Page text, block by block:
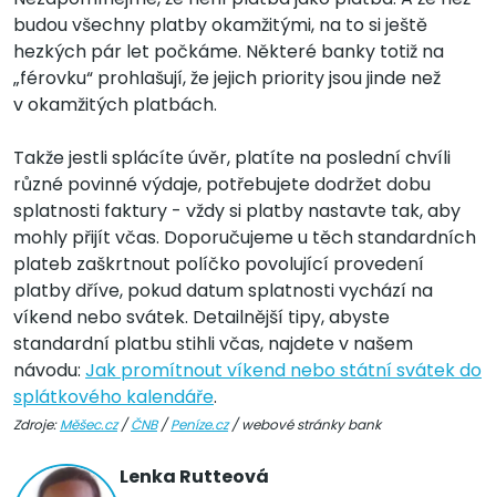
budou všechny platby okamžitými, na to si ještě
hezkých pár let počkáme. Některé banky totiž na
„férovku“ prohlašují, že jejich priority jsou jinde než
v okamžitých platbách.
Takže jestli splácíte úvěr, platíte na poslední chvíli
různé povinné výdaje, potřebujete dodržet dobu
splatnosti faktury - vždy si platby nastavte tak, aby
mohly přijít včas. Doporučujeme u těch standardních
plateb zaškrtnout políčko povolující provedení
platby dříve, pokud datum splatnosti vychází na
víkend nebo svátek. Detailnější tipy, abyste
standardní platbu stihli včas, najdete v našem
návodu: Jak promítnout víkend nebo státní svátek do
splátkového kalendáře.
Zdroje:Měšec.cz/ČNB/Peníze.cz/ webové stránky bank
Lenka Rutteová